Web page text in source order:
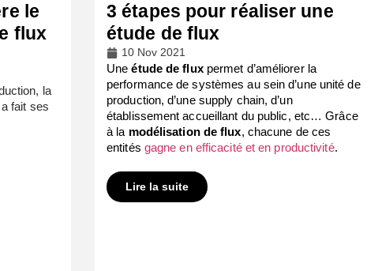
le
flux
la
fait ses
3 étapes pour réaliser une
étude de flux
10 Nov 2021
Une étude de fluxpermet d’améliorer la
performance de systèmes au sein d’une unité de
production, d’une supply chain, d’un
établissement accueillant du public, etc… Grâce
à la modélisation de flux, chacune de ces
entités gagne en efficacité et en productivité.
Lire la suite